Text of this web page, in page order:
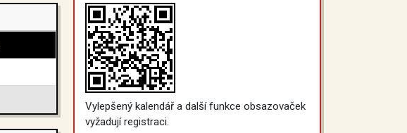
Vylepšený kalendář a další funkce obsazovaček
vyžadují registraci.